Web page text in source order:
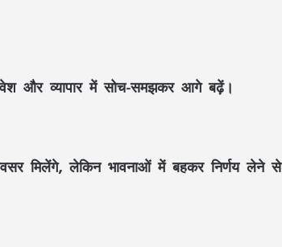
और व्यापार में सोच-समझकर आगे बढ़ें।
मिलेंगे, लेकिन भावनाओं में बहकर निर्णय लेने से